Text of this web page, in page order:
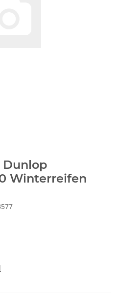
Dunlop
Winterreifen